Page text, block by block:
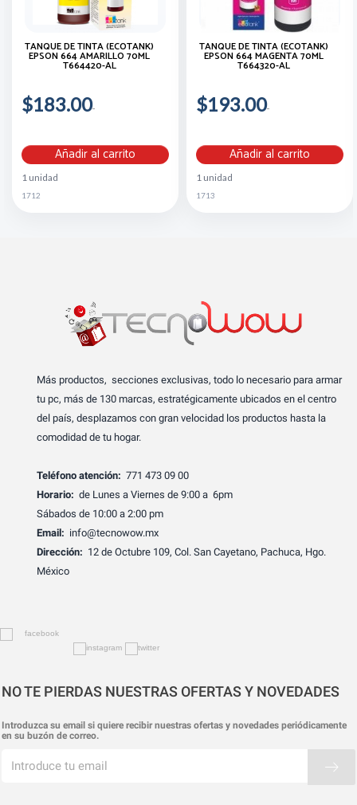
TANQUE DE TINTA (ECOTANK)
EPSON 664 AMARILLO 70ML
T664420-AL
$183.00
Añadir al carrito
1 unidad
1712
TANQUE DE TINTA (ECOTANK)
EPSON 664 MAGENTA 70ML
T664320-AL
$193.00
Añadir al carrito
1 unidad
1713
Más productos, secciones exclusivas, todo lo necesario para armar
tu pc, más de 130 marcas, estratégicamente ubicados en el centro
del país, desplazamos con gran velocidad los productos hasta la
comodidad de tu hogar.
Teléfono atención: 771 473 09 00
Horario: de Lunes a Viernes de 9:00 a 6pm
Sábados de 10:00 a 2:00 pm
Email: info@tecnowow.mx
Dirección: 12 de Octubre 109, Col. San Cayetano, Pachuca, Hgo.
México
NO TE PIERDAS NUESTRAS OFERTAS Y NOVEDADES
Introduzca su email si quiere recibir nuestras ofertas y novedades periódicamente
en su buzón de correo.